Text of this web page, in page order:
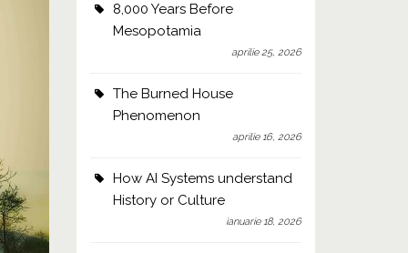
8,000 Years Before
Mesopotamia
aprilie 25, 2026
The Burned House
Phenomenon
aprilie 16, 2026
How AI Systems understand
History or Culture
ianuarie 18, 2026